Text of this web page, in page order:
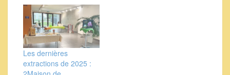
Les dernières
extractions de 2025 :